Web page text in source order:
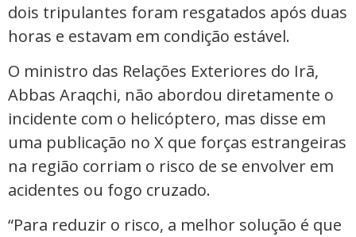
dois tripulantes foram resgatados após duas
horas e estavam em condição estável.
O ministro das Relações Exteriores do Irã,
Abbas Araqchi, não abordou diretamente o
incidente com o helicóptero, mas disse em
uma publicação no X que forças estrangeiras
na região corriam o risco de se envolver em
acidentes ou fogo cruzado.
“Para reduzir o risco, a melhor solução é que